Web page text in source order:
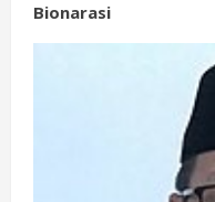
Bionarasi